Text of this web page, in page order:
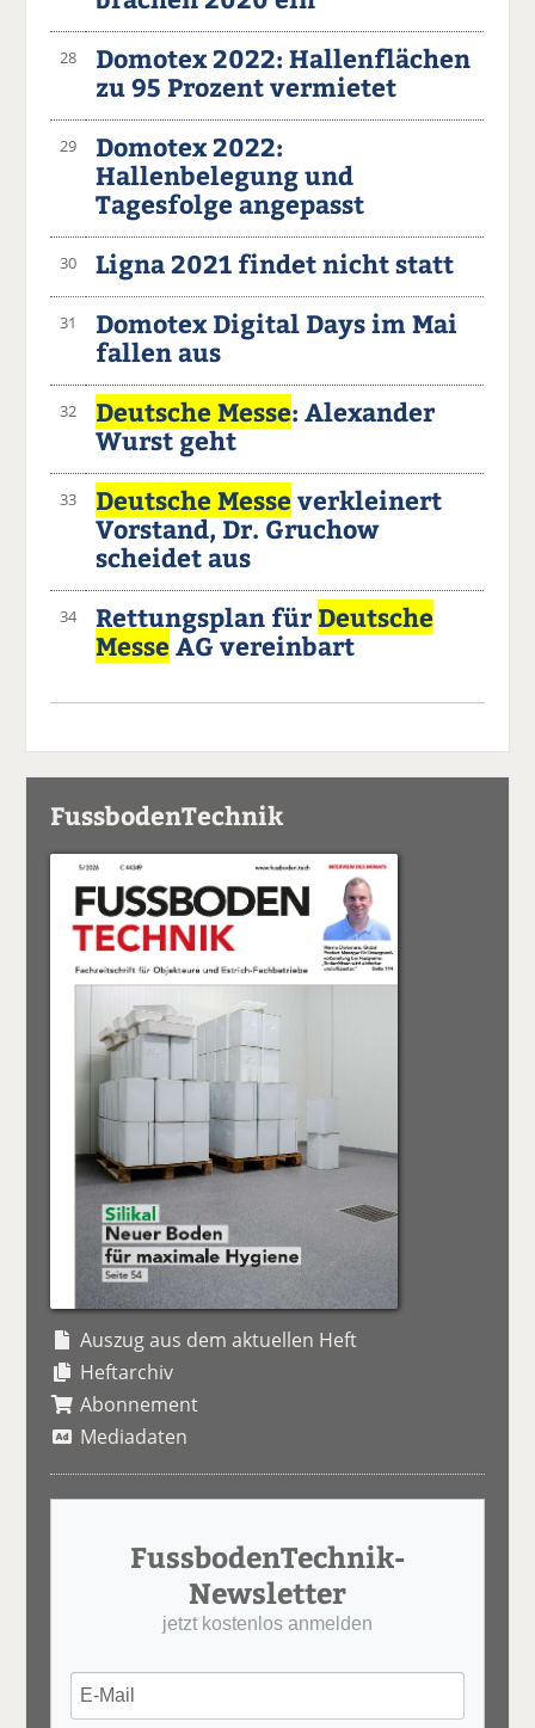
28
Domotex 2022: Hallenflächen
zu 95 Prozent vermietet
29
Domotex 2022:
Hallenbelegung und
Tagesfolge angepasst
30 Ligna 2021 findet nicht statt
31
Domotex Digital Days im Mai
fallen aus
32 Deutsche Messe: Alexander
Wurst geht
33 Deutsche Messeverkleinert
Vorstand, Dr. Gruchow
scheidet aus
34 Rettungsplan für Deutsche
MesseAG vereinbart
FussbodenTechnik
Auszug aus dem aktuellen Heft
Heftarchiv
Abonnement
Mediadaten
FussbodenTechnik-
Newsletter
jetzt kostenlos anmelden